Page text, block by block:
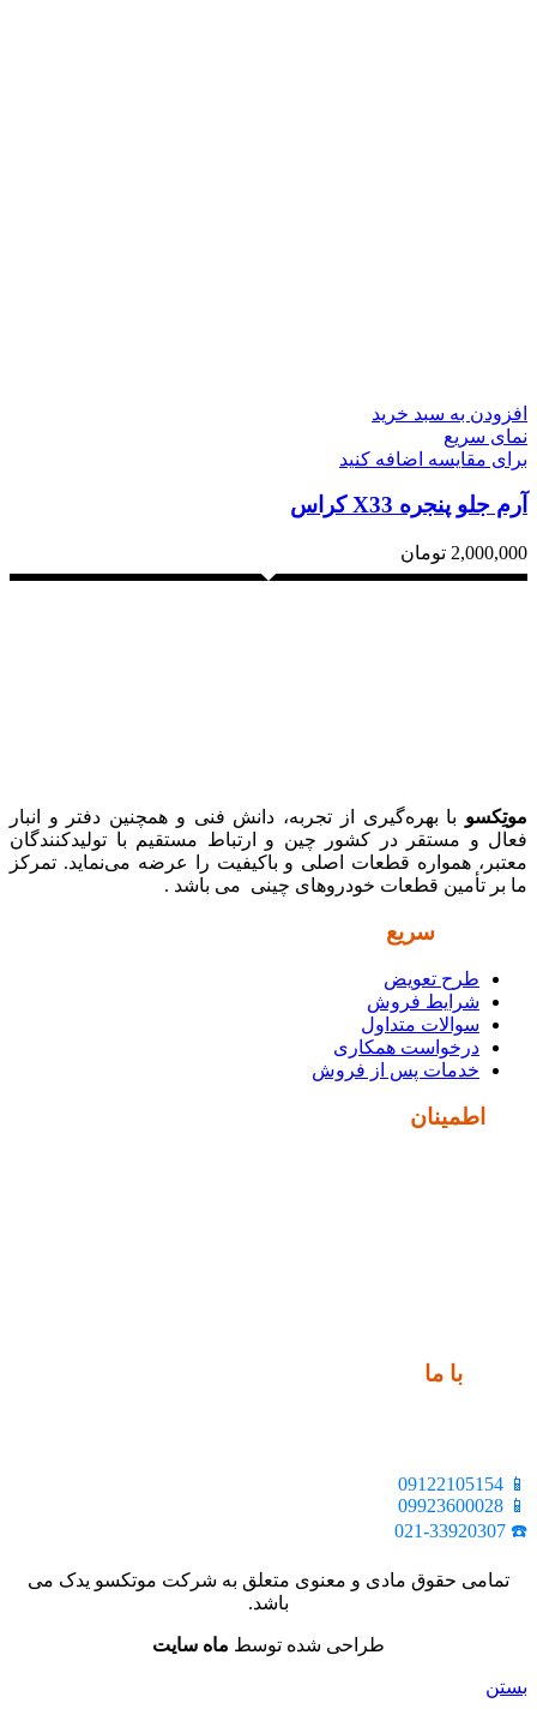
افزودن به سبد خرید
نمای سریع
برای مقایسه اضافه کنید
آرم جلو پنجره X33 کراس
2,000,000 تومان
موتِکسو با بهره‌گیری از تجربه، دانش فنی و همچنین دفتر و انبار
فعال و مستقر در کشور چین و ارتباط مستقیم با تولیدکنندگان
معتبر، همواره قطعات اصلی و باکیفیت را عرضه می‌نماید. تمرکز
ما بر تأمین قطعات خودروهای چینی می باشد .
سریع
طرح تعویض
شرایط فروش
سوالات متداول
درخواست همکاری
خدمات پس از فروش
اطمینان
با ما
📱 09122105154
📱 09923600028
☎️ 021-33920307
تمامی حقوق مادی و معنوی متعلق به شرکت موتکسو یدک می
باشد.
طراحی شده توسط ماه سایت
بستن